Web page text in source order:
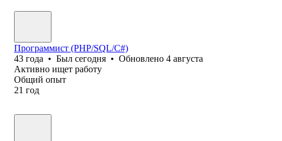
Программист (PHP/SQL/C#)
43 года • Был сегодня • Обновлено 4 августа
Активно ищет работу
Общий опыт
21 год